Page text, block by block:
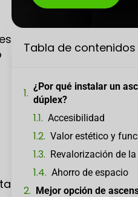
Tabla de contenidos
¿Por qué instalar un
dúplex?
Accesibilidad
Valor estético y
Revalorización de
Ahorro de espacio
Mejor opción de